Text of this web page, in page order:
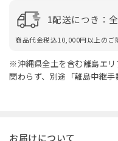
1配送につき：
商品代金税込10,000円以上のご
※沖縄県全土を含む離島エ
関わらず、別途「離島中継手
お届けについて